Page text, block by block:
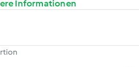
Informationen